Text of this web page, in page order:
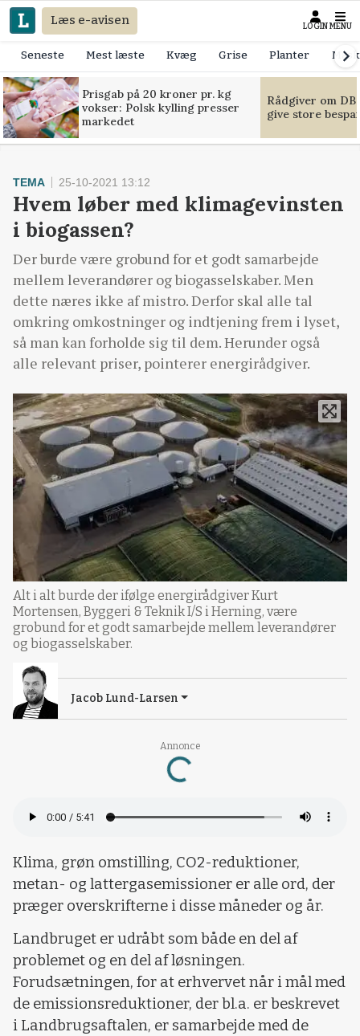
Læs e-avisen LOGIN MENU
Seneste Mest læste Kvæg Grise Planter
Prisgab på 20 kroner pr. kg
vokser: Polsk kylling presser
markedet
Rådgiver om
give store
Annonce
Loading...
TEMA 25-10-2021 13:12
Hvem løber med klimagevinsten
i biogassen?
Der burde være grobund for et godt samarbejde
mellem leverandører og biogasselskaber. Men
dette næres ikke af mistro. Derfor skal alle tal
omkring omkostninger og indtjening frem i lyset,
så man kan forholde sig til dem. Herunder også
alle relevant priser, pointerer energirådgiver.
Alt i alt burde der ifølge energirådgiver Kurt
Mortensen, Byggeri & Teknik I/S i Herning, være
grobund for et godt samarbejde mellem leverandører
og biogasselskaber.
Jacob Lund-Larsen
Klima, grøn omstilling, CO2-reduktioner,
metan- og lattergasemissioner er alle ord, der
præger overskrifterne i disse måneder og år.
Landbruget er udråbt som både en del af
problemet og en del af løsningen.
Forudsætningen, for at erhvervet når i mål med
de emissionsreduktioner, der bl.a. er beskrevet
i Landbrugsaftalen, er samarbejde med de